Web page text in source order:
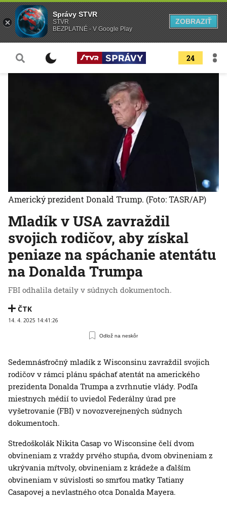
24
Mladík v USA zavraždil
svojich rodičov, aby získal
peniaze na spáchanie atentátu
na Donalda Trumpa
FBI odhalila detaily v súdnych dokumentoch.
ČTK
14. 4. 2025 14:41:26
Odlož na neskôr
Americký prezident Donald Trump. (Foto: TASR/AP)
Sedemnásťročný mladík z Wisconsinu zavraždil svojich
rodičov v rámci plánu spáchať atentát na amerického
prezidenta Donalda Trumpa a zvrhnutie vlády. Podľa
miestnych médií to uviedol Federálny úrad pre
vyšetrovanie (FBI) v novozverejnených súdnych
dokumentoch.
Stredoškolák Nikita Casap vo Wisconsine čelí dvom
obvineniam z vraždy prvého stupňa, dvom obvineniam z
ukrývania mŕtvoly, obvineniam z krádeže a ďalším
obvineniam v súvislosti so smrťou matky Tatiany
Casapovej a nevlastného otca Donalda Mayera.
Správy STVR
STVR
BEZPLATNÉ - V Google Play
ZOBRAZIŤ